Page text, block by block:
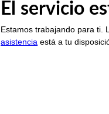
El servicio
Estamos trabajando para ti.
asistencia está a tu